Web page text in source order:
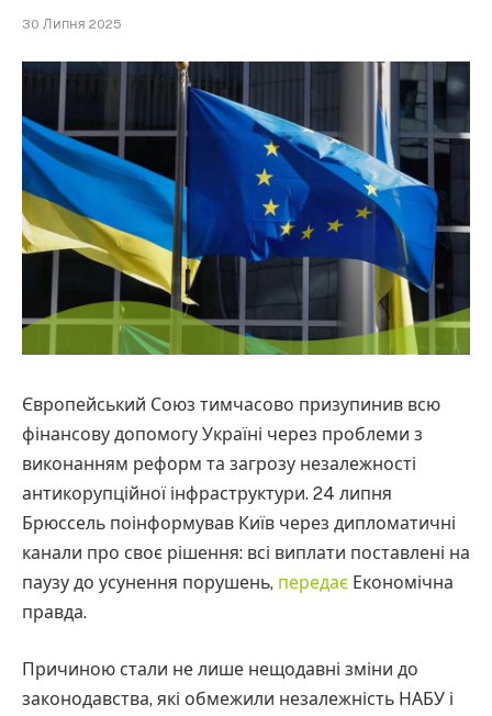
30 Липня 2025
Європейський Союз тимчасово призупинив всю
фінансову допомогу Україні через проблеми з
виконанням реформ та загрозу незалежності
антикорупційної інфраструктури. 24 липня
Брюссель поінформував Київ через дипломатичні
канали про своє рішення: всі виплати поставлені на
паузу до усунення порушень, передає Економічна
правда.
Причиною стали не лише нещодавні зміни до
законодавства, які обмежили незалежність НАБУ і